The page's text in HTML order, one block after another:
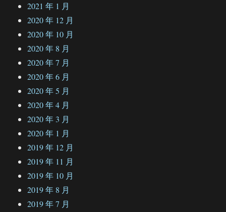
2021 年 1 月
2020 年 12 月
2020 年 10 月
2020 年 8 月
2020 年 7 月
2020 年 6 月
2020 年 5 月
2020 年 4 月
2020 年 3 月
2020 年 1 月
2019 年 12 月
2019 年 11 月
2019 年 10 月
2019 年 8 月
2019 年 7 月